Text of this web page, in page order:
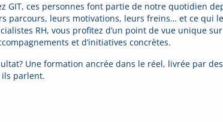
GIT, ces personnes font partie de notre quotidien
parcours, leurs motivations, leurs freins… et ce qui
RH, vous profitez d’un point de vue unique
et d’initiatives concrètes.
Une formation ancrée dans le réel, livrée par
parlent.